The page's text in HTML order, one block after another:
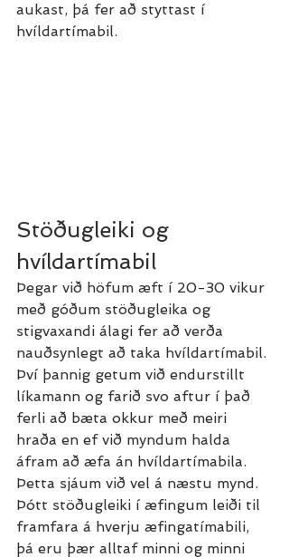
aukast, þá fer að styttast í
hvíldartímabil.
Stöðugleiki og
hvíldartímabil
Þegar við höfum æft í 20-30 vikur
með góðum stöðugleika og
stigvaxandi álagi fer að verða
nauðsynlegt að taka hvíldartímabil.
Því þannig getum við endurstillt
líkamann og farið svo aftur í það
ferli að bæta okkur með meiri
hraða en ef við myndum halda
áfram að æfa án hvíldartímabila.
Þetta sjáum við vel á næstu mynd.
Þótt stöðugleiki í æfingum leiði til
framfara á hverju æfingatímabili,
þá eru þær alltaf minni og minni